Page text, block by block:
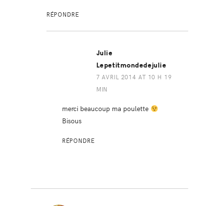
RÉPONDRE
Julie
Lepetitmondedejulie
7 AVRIL 2014 AT 10 H 19
MIN
merci beaucoup ma poulette
Bisous
RÉPONDRE